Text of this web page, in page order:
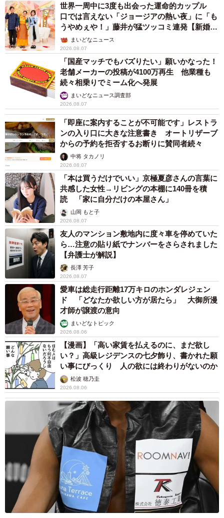
世界一周中に3度も出会った運命的カップル
口では言えない「ジョージアの熱い夜」に「も
うやめぇや！」藤井が猛ツッコミ連発【新婚さ
ん】まいどなニュース
2026.08.07
「国産マッチでもバズりたい」願いかなった！
老舗メーカーの投稿が4100万再生 他業種も
続々相乗りでミーム化へ発展
まいどなニュース調査部
2026.08.07
「即座に案内することが不可能です」レストラ
ンの入り口に大きな注意書き オートリザーブ
からの予約を拒否するお断りに賛同者続々
中将 タカノリ
2026.08.07
「本は買うだけでいい」京極夏彦さんの言葉に
共感した女性→リビングの本棚に140冊を積
読 「家に自分だけの本屋さん」
山岡 もと子
2026.08.07
友人のマンション敷地内に度々車を停めていた
ら…注意の貼り紙でナンバーをさらされました
【弁護士が解説】
長澤 芳子
2026.08.07
愛車は総走行距離17万キロのホンダレジェン
ド 「どなたか欲しい方が居たら」 大御所漫
才師が譲渡の意向
まいどなトピック
2026.08.06
【漫画】「高い家賃を払えるのに、まだ欲し
い？」高級レジデンスの七夕飾り、書かれた願
い事にびっくり 人の欲には終わりがないのか
松波 穂乃圭
2026.08.06